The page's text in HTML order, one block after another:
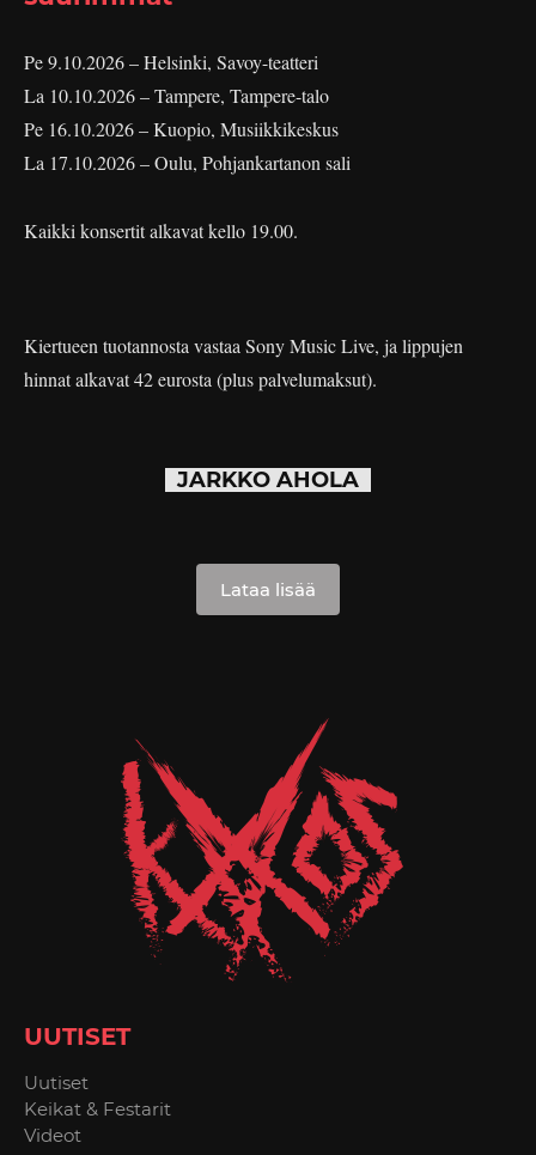
Pe 9.10.2026 – Helsinki, Savoy-teatteri
La 10.10.2026 – Tampere, Tampere-talo
Pe 16.10.2026 – Kuopio, Musiikkikeskus
La 17.10.2026 – Oulu, Pohjankartanon sali
Kaikki konsertit alkavat kello 19.00.
Kiertueen tuotannosta vastaa Sony Music Live, ja lippujen
hinnat alkavat 42 eurosta (plus palvelumaksut).
JARKKO AHOLA
Lataa lisää
UUTISET
Uutiset
Keikat & Festarit
Videot